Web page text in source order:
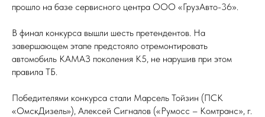
прошло на базе сервисного центра ООО «ГрузАвто-36».
В финал конкурса вышли шесть претендентов. На
завершающем этапе предстояло отремонтировать
автомобиль КАМАЗ поколения К5, не нарушив при этом
правила ТБ.
Победителями конкурса стали Марсель Тойзин (ПСК
«ОмскДизель»), Алексей Сигналов («Румосс – Комтранс», г.